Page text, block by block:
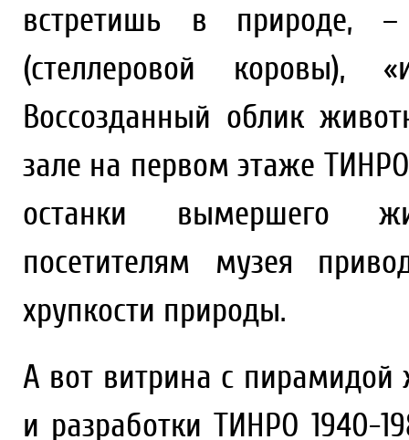
встретишь в природе,
(стеллеровой коровы),
Воссозданный облик
зале на первом этаже
останки вымершего
посетителям музея
хрупкости природы.
А вот витрина с пирамидой
и разработки ТИНРО 1940-